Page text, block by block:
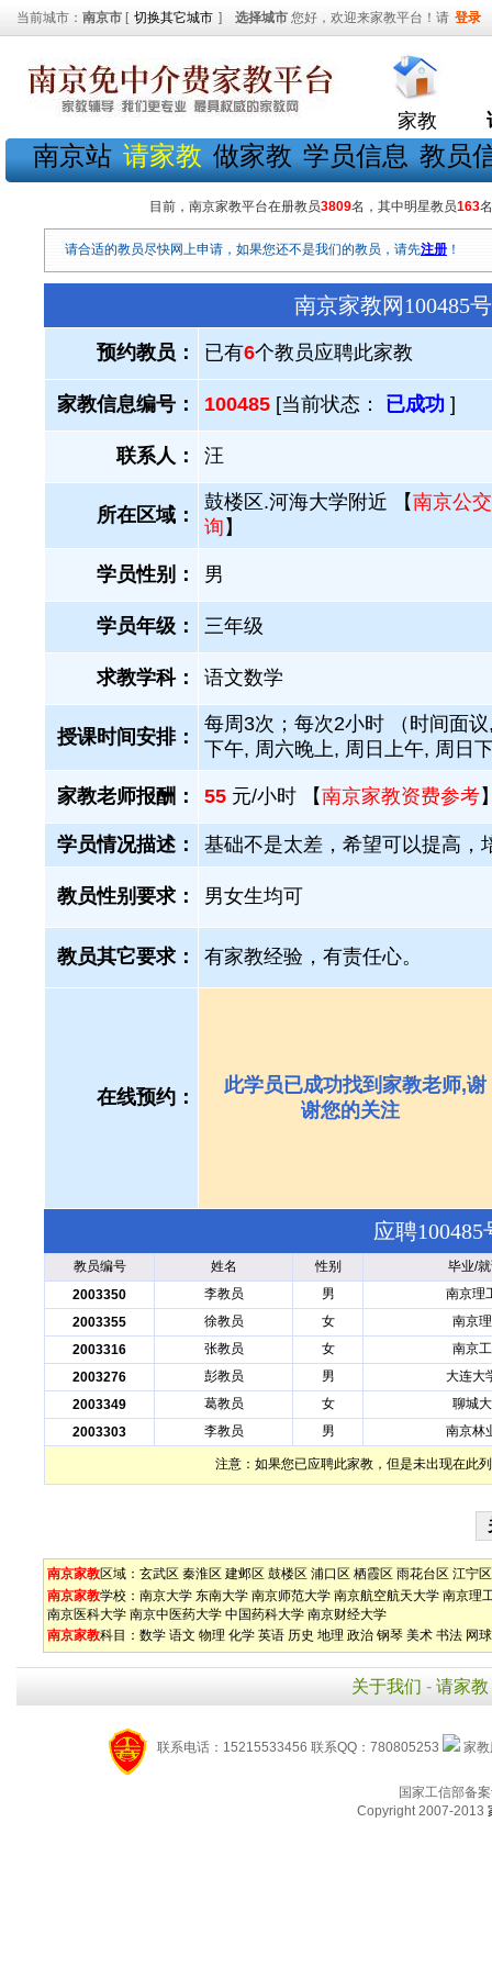
当前城市： 南京市 [ 切换其它城市 ] 选择城市 您好，欢迎来家教平台！请 登录
家教
南京站 请家教 做家教 学员信息 教员
目前，南京家教平台在册教员3809名，其中明星教员163
请合适的教员尽快网上申请，如果您还不是我们的教员，请先注册 ！
南京家教网100485
预约教员： 已有6个教员应聘此家教
家教信息编号： 100485 [当前状态： 已成功 ]
联系人： 汪
所在区域：
鼓楼区.河海大学附近 【南京公
询 】
学员性别： 男
学员年级： 三年级
求教学科： 语文数学
授课时间安排：
每周3次；每次2小时 （时间面
下午, 周六晚上, 周日上午, 周日
家教老师报酬： 55 元/小时 【南京家教资费参考
学员情况描述： 基础不是太差，希望可以提高，
教员性别要求： 男女生均可
教员其它要求： 有家教经验，有责任心。
在线预约：
此学员已成功找到家教老师,谢
谢您的关注
应聘
教员编号 姓名 性别
毕业/
2003350
李教员 男
南京理
2003355
徐教员 女
南京
2003316
张教员 女
南京
2003276
彭教员 男
大连大
2003349
葛教员 女
聊城
2003303
李教员 男 南京林
注意：如果您已应聘此家教，但是未出现在此
南京家教区域： 玄武区 秦淮区 建邺区 鼓楼区 浦口区 栖霞区 雨花台区 江宁区
南京家教学校： 南京大学 东南大学 南京师范大学 南京航空航天大学 南京理
南京医科大学 南京中医药大学 中国药科大学 南京财经大学
南京家教科目： 数学 语文 物理 化学 英语 历史 地理 政治 钢琴 美术 书法 网球
关于我们 - 请家教
联系电话：15215533456 联系QQ：780805253 家
国家工信部备
Copyright 2007-2013